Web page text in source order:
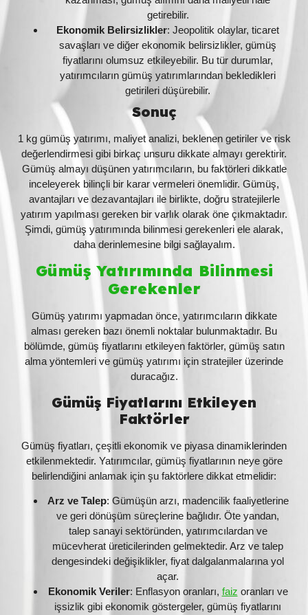
getirebilir.
Ekonomik Belirsizlikler: Jeopolitik olaylar, ticaret
savaşları ve diğer ekonomik belirsizlikler, gümüş
fiyatlarını olumsuz etkileyebilir. Bu tür durumlar,
yatırımcıların gümüş yatırımlarından bekledikleri
getirileri düşürebilir.
Sonuç
1 kg gümüş yatırımı, maliyet analizi, beklenen getiriler ve risk
değerlendirmesi gibi birkaç unsuru dikkate almayı gerektirir.
Gümüş almayı düşünen yatırımcıların, bu faktörleri dikkatle
inceleyerek bilinçli bir karar vermeleri önemlidir. Gümüş,
avantajları ve dezavantajları ile birlikte, doğru stratejilerle
yatırım yapılması gereken bir varlık olarak öne çıkmaktadır.
Şimdi, gümüş yatırımında bilinmesi gerekenleri ele alarak,
daha derinlemesine bilgi sağlayalım.
Gümüş Yatırımında Bilinmesi
Gerekenler
Gümüş yatırımı yapmadan önce, yatırımcıların dikkate
alması gereken bazı önemli noktalar bulunmaktadır. Bu
bölümde, gümüş fiyatlarını etkileyen faktörler, gümüş satın
alma yöntemleri ve gümüş yatırımı için stratejiler üzerinde
duracağız.
Gümüş Fiyatlarını Etkileyen
Faktörler
Gümüş fiyatları, çeşitli ekonomik ve piyasa dinamiklerinden
etkilenmektedir. Yatırımcılar, gümüş fiyatlarının neye göre
belirlendiğini anlamak için şu faktörlere dikkat etmelidir:
Arz ve Talep: Gümüşün arzı, madencilik faaliyetlerine
ve geri dönüşüm süreçlerine bağlıdır. Öte yandan,
talep sanayi sektöründen, yatırımcılardan ve
mücevherat üreticilerinden gelmektedir. Arz ve talep
dengesindeki değişiklikler, fiyat dalgalanmalarına yol
açar.
Ekonomik Veriler: Enflasyon oranları, faiz oranları ve
işsizlik gibi ekonomik göstergeler, gümüş fiyatlarını